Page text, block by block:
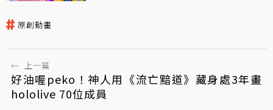
原創動畫
← 上一篇
好油喔peko！神人用《流亡黯道》藏身處3年畫
hololive 70位成員